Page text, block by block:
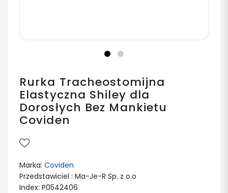
Rurka Tracheostomijna
Elastyczna Shiley dla
Dorosłych Bez Mankietu
Coviden
Marka: Coviden
Przedstawiciel : Ma-Je-R Sp. z o.o
Index: P0542406